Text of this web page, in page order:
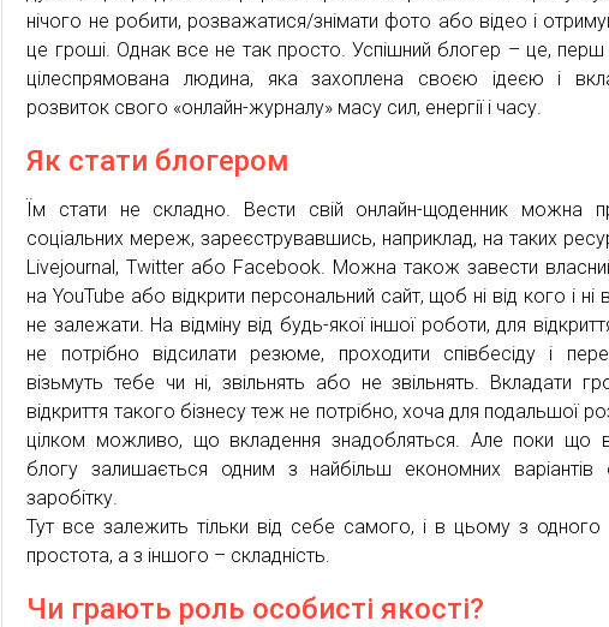
нічого не робити, розважатися/знімати фото або відео і
це гроші. Однак все не так просто. Успішний блогер – це, перш
цілеспрямована людина, яка захоплена своєю ідеєю і
розвиток свого «онлайн-журналу» масу сил, енергії і часу.
Як стати блогером
Їм стати не складно. Вести свій онлайн-щоденник можна
соціальних мереж, зареєструвавшись, наприклад, на таких
Livejournal, Twitter або Facebook. Можна також завести
на YouTube або відкрити персональний сайт, щоб ні від кого і ні
не залежати. На відміну від будь-якої іншої роботи, для
не потрібно відсилати резюме, проходити співбесіду і
візьмуть тебе чи ні, звільнять або не звільнять. Вкладати
відкриття такого бізнесу теж не потрібно, хоча для подальшої
цілком можливо, що вкладення знадобляться. Але поки що
блогу залишається одним з найбільш економних варіантів
заробітку.
Тут все залежить тільки від себе самого, і в цьому з
простота, а з іншого – складність.
Чи грають роль особисті якості?